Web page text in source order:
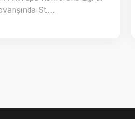
St.…